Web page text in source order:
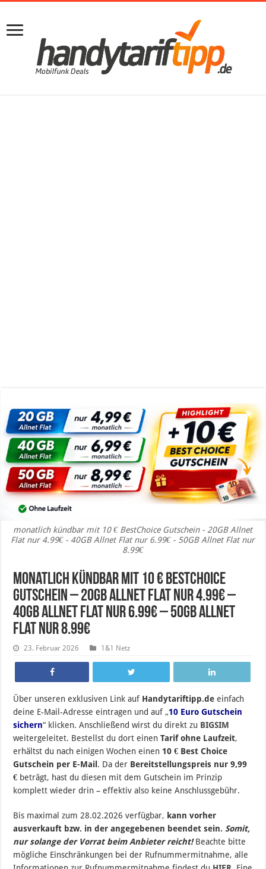
monatlich kündbar mit 10 € BestChoice Gutschein - 20GB Allnet
Flat nur 4.99€ - 40GB Allnet Flat nur 6.99€ - 50GB Allnet Flat nur
8.99€
monatlich kündbar mit 10 € BestChoice
Gutschein – 20GB Allnet Flat nur 4.99€ –
40GB Allnet Flat nur 6.99€ – 50GB Allnet
Flat nur 8.99€
23. Februar 2026 1&1 Netz
Über unseren exklusiven Link auf Handytariftipp.de einfach
deine E-Mail-Adresse eintragen und auf „10 Euro Gutschein
sichern“ klicken. Anschließend wirst du direkt zu BIGSIM
weitergeleitet. Bestellst du dort einenTarif ohne Laufzeit,
erhältst du nach einigen Wochen einen10 € Best Choice
Gutschein per E-Mail . Da der Bereitstellungspreis nur 9,99
€ beträgt, hast du diesen mit dem Gutschein im Prinzip
komplett wieder drin – effektiv also keine Anschlussgebühr.
Bis maximal zum 28.02.2026 verfügbar, kann vorher
ausverkauft bzw. in der angegebenen beendet sein. Somit,
nur solange der Vorrat beim Anbieter reicht!Beachte bitte
mögliche Einschränkungen bei der Rufnummermitnahme, alle